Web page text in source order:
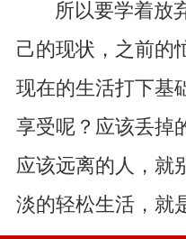
所以要学着放
己的现状，之前的
现在的生活打下基
享受呢？应该丢掉
应该远离的人，就
淡的轻松生活，就